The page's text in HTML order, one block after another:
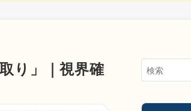
り」｜視界確